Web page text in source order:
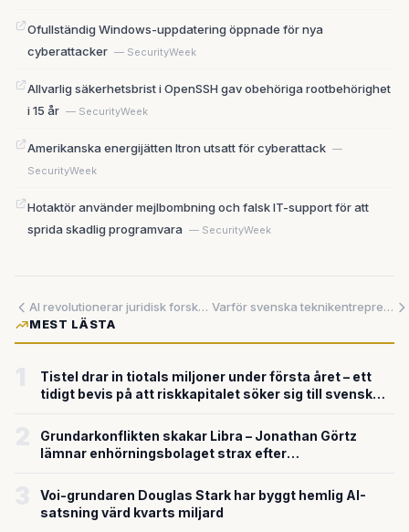
Ofullständig Windows-uppdatering öppnade för nya
cyberattacker — SecurityWeek
Allvarlig säkerhetsbrist i OpenSSH gav obehöriga rootbehörighet
i 15 år — SecurityWeek
Amerikanska energijätten Itron utsatt för cyberattack —
SecurityWeek
Hotaktör använder mejlbombning och falsk IT-support för att
sprida skadlig programvara — SecurityWeek
AI revolutionerar juridisk forskning med sekundsnabba databassökningar
Varför svenska teknikentreprenörer betalar dyrt för Delaware-drömmen
MEST LÄSTA
Tistel drar in tiotals miljoner under första året – ett
tidigt bevis på att riskkapitalet söker sig till svensk
Grundarkonflikten skakar Libra – Jonathan Görtz
lämnar enhörningsbolaget strax efter
Voi-grundaren Douglas Stark har byggt hemlig AI-
satsning värd kvarts miljard